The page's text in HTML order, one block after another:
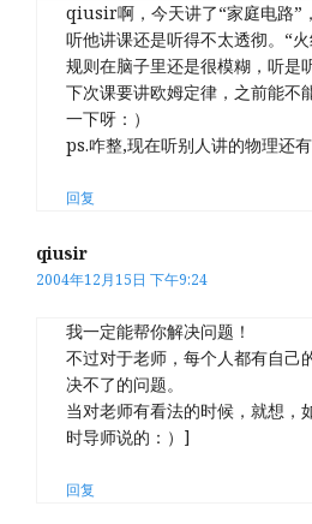
qiusir啊，今天讲了“家庭电路”
听他讲课还是听得不太透彻。“
规则在脑子里还是很模糊，听是
下次课要讲欧姆定律，之前能不
一下呀：）
ps.咋整,现在听别人讲的物理还
回复
qiusir
2004年12月15日 下午9:24
我一定能帮你解决问题！
不过对于老师，每个人都有自己
决不了的问题。
当对老师有看法的时候，就想
时导师说的：）]
回复